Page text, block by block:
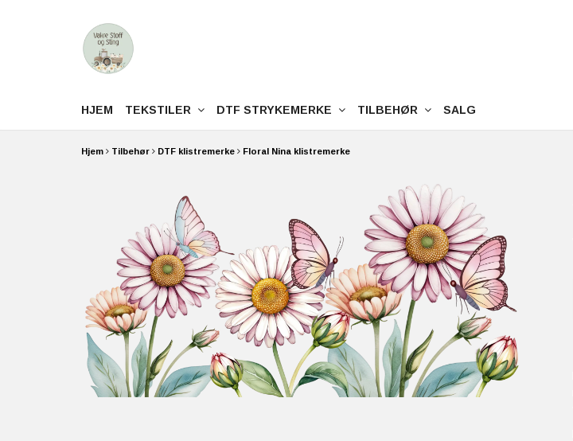
Hjem Tilbehør DTF klistremerke Floral Nina klistremerke
HJEM TEKSTILER DTF STRYKEMERKE TILBEHØR SALG